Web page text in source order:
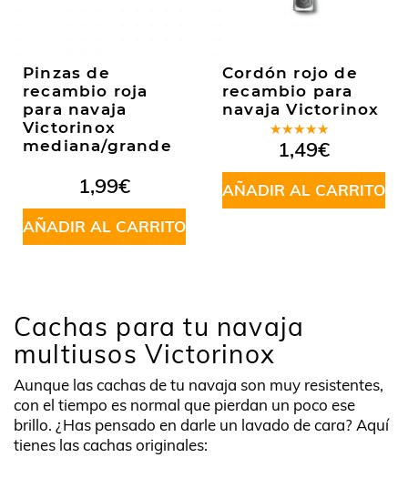
Pinzas de
recambio roja
para navaja
Victorinox
mediana/grande
1,99€
AÑADIR AL CARRITO
Cordón rojo de
recambio para
navaja Victorinox
Valorado
en5.00de
5
1,49€
AÑADIR AL CARRITO
Cachas para tu navaja
multiusos Victorinox
Aunque las cachas de tu navaja son muy resistentes,
con el tiempo es normal que pierdan un poco ese
brillo. ¿Has pensado en darle un lavado de cara? Aquí
tienes las cachas originales: